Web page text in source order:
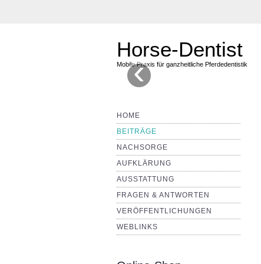
Horse-Dentist
Mobile Praxis für ganzheitliche Pferdedentistik
‹
HOME
BEITRÄGE
NACHSORGE
AUFKLÄRUNG
AUSSTATTUNG
FRAGEN & ANTWORTEN
VERÖFFENTLICHUNGEN
WEBLINKS